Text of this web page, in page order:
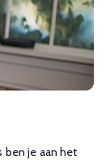
ben je aan het